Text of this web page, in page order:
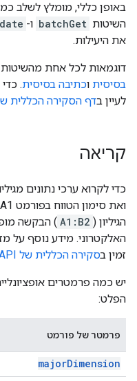
באופן כללי, מומלץ לשלב
השיטות batchGet ו-
את היעילות.
דוגמאות לכל אחת
בסיסית וכתיבה בסיסית.
לעיין בדף הסקירה הכללית
קריאה
כדי לקרוא ערכי נתונים
הגיליון ( A1:B2 ) הבקשה
זמין בסקירה הכללית של Google Sheets API
יש כמה פרמטרים
הפלט:
פרמטר של פורמט
majorDimension